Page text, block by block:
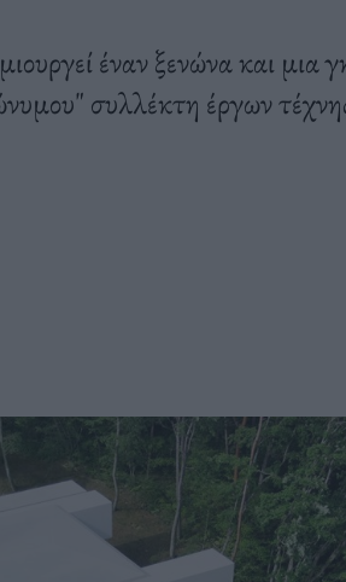
έναν ξενώνα και μια
συλλέκτη έργων